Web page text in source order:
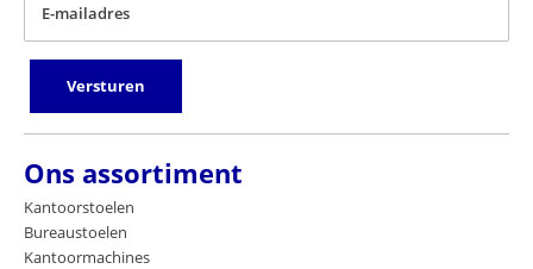
E-mailadres
Versturen
Ons assortiment
Kantoorstoelen
Bureaustoelen
Kantoormachines